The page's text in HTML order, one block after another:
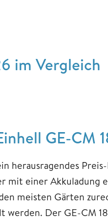
im Vergleich
GE-CM
herausragendes
mit einer Akkuladung
meisten Gärten
werden. Der GE-CM